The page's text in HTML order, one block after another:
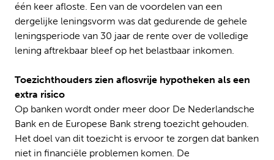
één keer afloste. Een van de voordelen van een
dergelijke leningsvorm was dat gedurende de gehele
leningsperiode van 30 jaar de rente over de volledige
lening aftrekbaar bleef op het belastbaar inkomen.
Toezichthouders zien aflosvrije hypotheken als een
extra risico
Op banken wordt onder meer door De Nederlandsche
Bank en de Europese Bank streng toezicht gehouden.
Het doel van dit toezicht is ervoor te zorgen dat banken
niet in financiële problemen komen. De